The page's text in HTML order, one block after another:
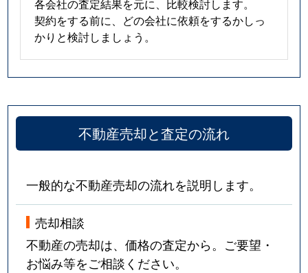
各会社の査定結果を元に、比較検討します。
契約をする前に、どの会社に依頼をするかしっ
かりと検討しましょう。
不動産売却と査定の流れ
一般的な不動産売却の流れを説明します。
売却相談
不動産の売却は、価格の査定から。ご要望・
お悩み等をご相談ください。